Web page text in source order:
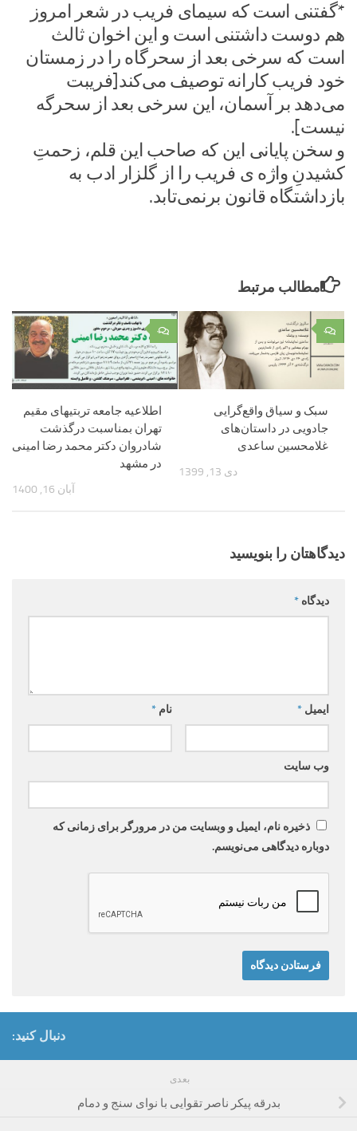
*گفتنی است که سیمای فریب در شعر امروز
هم دوست داشتنی است و این اخوان ثالث
است که سرخی بعد از سحرگاه را در زمستان
خود فریب کارانه توصیف می‌کند[فریبت
می‌دهد بر آسمان، این سرخی بعد از سحرگه
نیست].
و سخن پایانی این که صاحب این قلم، زحمتِ
کشیدنِ واژه ­ی فریب را از گلزار ادب به
بازداشتگاه قانون برنمی‌تابد.
مطالب مرتبط
۰
اطلاعیه جامعه تربتیهای مقیم
تهران بمناسبت درگذشت
شادروان دکتر محمد رضا امینی
در مشهد
آبان 16, 1400
۰
سبک و سیاق واقع‌گرایی
جادویی در داستان‌های
غلامحسین ساعدی
دی 13, 1399
دیدگاهتان را بنویسید
دیدگاه *
نام * ایمیل *
وب‌ سایت
ذخیره نام، ایمیل و وبسایت من در مرورگر برای زمانی که
دوباره دیدگاهی می‌نویسم.
دنبال کنید:
بعدی
بدرقه پیکر ناصر تقوایی با نوای سنج و دمام